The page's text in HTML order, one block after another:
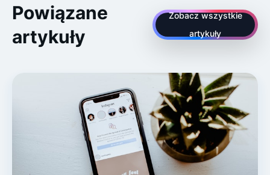
Powiązane
artykuły
Zobacz wszystkie
artykuły